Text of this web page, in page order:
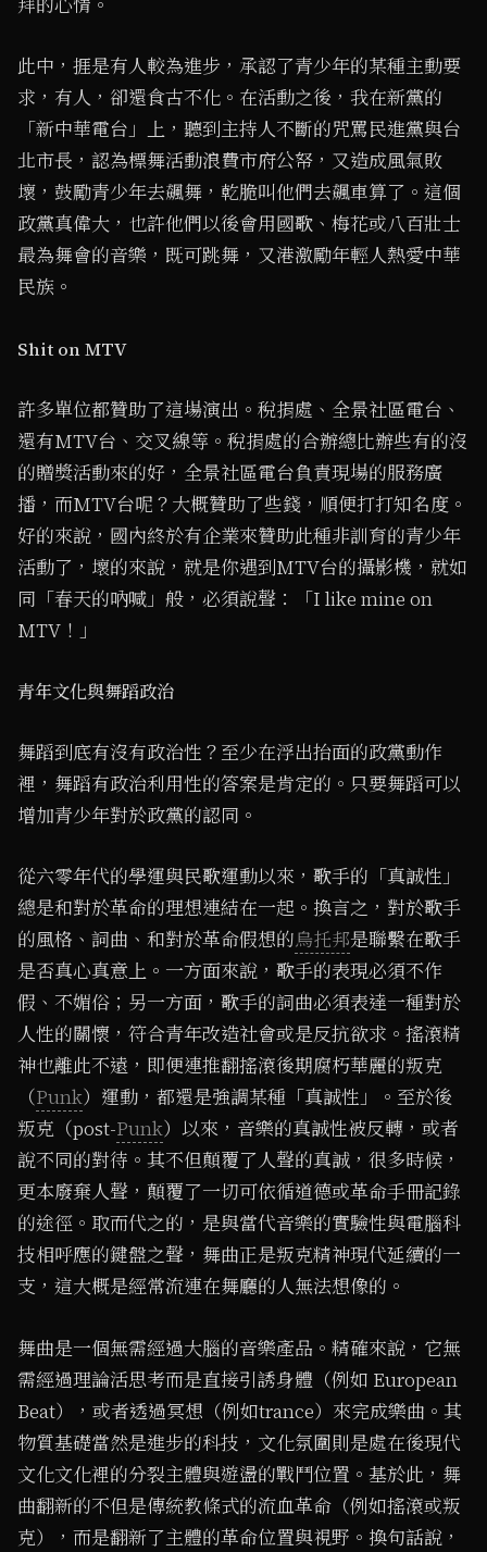
拜的心情。
此中，捱是有人較為進步，承認了青少年的某種主動要
求，有人，卻還食古不化。在活動之後，我在新黨的
「新中華電台」上，聽到主持人不斷的咒罵民進黨與台
北市長，認為標舞活動浪費市府公帑，又造成風氣敗
壞，鼓勵青少年去飆舞，乾脆叫他們去飆車算了。這個
政黨真偉大，也許他們以後會用國歌、梅花或八百壯士
最為舞會的音樂，既可跳舞，又港激勵年輕人熱愛中華
民族。
Shit on MTV
許多單位都贊助了這場演出。稅捐處、全景社區電台、
還有MTV台、交叉線等。稅捐處的合辦總比辦些有的沒
的贈獎活動來的好，全景社區電台負責現場的服務廣
播，而MTV台呢？大概贊助了些錢，順便打打知名度。
好的來說，國內終於有企業來贊助此種非訓育的青少年
活動了，壞的來說，就是你遇到MTV台的攝影機，就如
同「春天的吶喊」般，必須說聲：「I like mine on
MTV！」
青年文化與舞蹈政治
舞蹈到底有沒有政治性？至少在浮出抬面的政黨動作
裡，舞蹈有政治利用性的答案是肯定的。只要舞蹈可以
增加青少年對於政黨的認同。
從六零年代的學運與民歌運動以來，歌手的「真誠性」
總是和對於革命的理想連結在一起。換言之，對於歌手
的風格、詞曲、和對於革命假想的烏托邦是聯繫在歌手
是否真心真意上。一方面來說，歌手的表現必須不作
假、不媚俗；另一方面，歌手的詞曲必須表達一種對於
人性的關懷，符合青年改造社會或是反抗欲求。搖滾精
神也離此不遠，即便連推翻搖滾後期腐朽華麗的叛克
（Punk）運動，都還是強調某種「真誠性」。至於後
叛克（post-Punk）以來，音樂的真誠性被反轉，或者
說不同的對待。其不但顛覆了人聲的真誠，很多時候，
更本廢棄人聲，顛覆了一切可依循道德或革命手冊記錄
的途徑。取而代之的，是與當代音樂的實驗性與電腦科
技相呼應的鍵盤之聲，舞曲正是叛克精神現代延續的一
支，這大概是經常流連在舞廳的人無法想像的。
舞曲是一個無需經過大腦的音樂產品。精確來說，它無
需經過理論活思考而是直接引誘身體（例如 European
Beat），或者透過冥想（例如trance）來完成樂曲。其
物質基礎當然是進步的科技，文化氛圍則是處在後現代
文化文化裡的分裂主體與遊盪的戰鬥位置。基於此，舞
曲翻新的不但是傳統教條式的流血革命（例如搖滾或叛
克），而是翻新了主體的革命位置與視野。換句話說，